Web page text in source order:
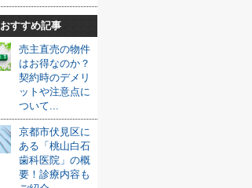
おすすめ記事
売主直売の物件
はお得なのか？
契約時のデメリ
ットや注意点に
ついて...
京都市伏見区に
ある「桃山白石
歯科医院」の概
要！診療内容も